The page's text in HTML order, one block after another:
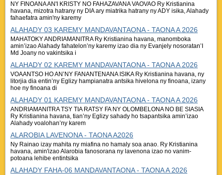
NY FINOANA AN'I KRISTY NO FAHAZAVANA VAOVAO Ry Kristianina
havana, mizotra hatrany ny DIA ary miatrika hatrany ny ADY isika, Alahady
fahaefatra amin'ny karemy
ALAHADY 03 KAREMY MANDAVANTAONA - TAONA A 2026
MAHATOKY ANDRIAMANITRA Ry Kristianina havana, manomboka
amin’izao Alahady fahatelon’ny karemy izao dia ny Evanjely nosoratan’I
Md Joany no vakintsika i
ALAHADY 02 KAREMY MANDAVANTAONA - TAONA A 2026
VOAANTSO HO AN’NY FANANTENANA ISIKA Ry Kristianina havana, ny
litorjia dia entin’ny Eglizy hampianatra antsika hivelona ny finoana, izany
hoe ny finoana di
ALAHADY 01 KAREMY MANDAVANTAONA - TAONA A 2026
ANDRIAMANITRA TSY TIA RATSY FA NY OLOMBELONA NO BE SIASIA
Ry Kristianina havana, tian’ny Eglizy sahady ho tsapantsika amin’izao
Alahady voalohan’ny karem
ALAROBIA LAVENONA - TAONA A2026
Ny Rainao izay mahita ny miafina no hamaly soa anao. Ry Kristianina
havana, amin'izao Alarobia fanosorana ny lavenona izao no vanim-
potoana lehibe entintsika
ALAHADY FAHA-06 MANDAVANTAONA - TAONA A 2026